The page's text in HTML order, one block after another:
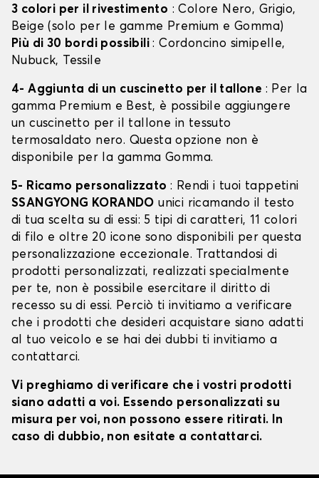
3 colori per il rivestimento : Colore Nero, Grigio,
Beige (solo per le gamme Premium e Gomma)
Più di 30 bordi possibili: Cordoncino simipelle,
Nubuck, Tessile
4- Aggiunta di un cuscinetto per il tallone : Per la
gamma Premium e Best, è possibile aggiungere
un cuscinetto per il tallone in tessuto
termosaldato nero. Questa opzione non è
disponibile per la gamma Gomma.
5- Ricamo personalizzato : Rendi i tuoi tappetini
SSANGYONG KORANDO unici ricamando il testo
di tua scelta su di essi: 5 tipi di caratteri, 11 colori
di filo e oltre 20 icone sono disponibili per questa
personalizzazione eccezionale. Trattandosi di
prodotti personalizzati, realizzati specialmente
per te, non è possibile esercitare il diritto di
recesso su di essi. Perciò ti invitiamo a verificare
che i prodotti che desideri acquistare siano adatti
al tuo veicolo e se hai dei dubbi ti invitiamo a
contattarci.
Vi preghiamo di verificare che i vostri prodotti
siano adatti a voi. Essendo personalizzati su
misura per voi, non possono essere ritirati. In
caso di dubbio, non esitate a contattarci.